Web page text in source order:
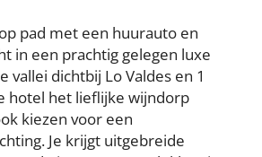
pad met een huurauto en
in een prachtig gelegen luxe
vallei dichtbij Lo Valdes en 1
hotel het lieflijke wijndorp
kiezen voor een
Je krijgt uitgebreide